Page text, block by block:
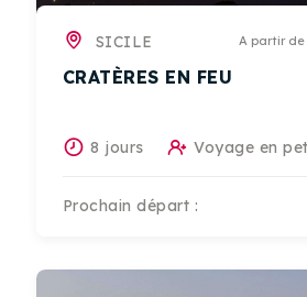
SICILE A partir de
CRATÈRES EN FEU
8 jours Voyage en
Prochain départ :